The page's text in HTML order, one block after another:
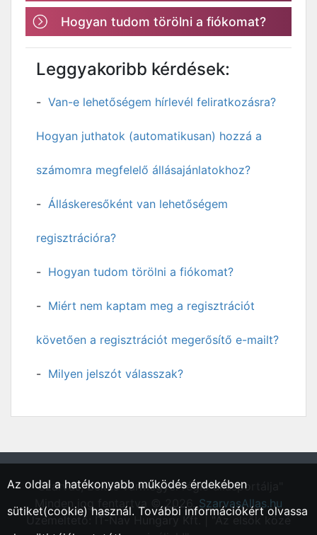
Hogyan tudom törölni a fiókomat?
Leggyakoribb kérdések:
Van-e lehetőségem hírlevél feliratkozásra?
Hogyan juthatok (automatikusan) hozzá a
számomra megfelelő állásajánlatokhoz?
Álláskeresőként van lehetőségem
regisztrációra?
Hogyan tudom törölni a fiókomat?
Miért nem kaptam meg a regisztrációt
követően a regisztrációt megerősítő e-mailt?
Milyen jelszót válasszak?
"Szarvas, Békés vármegyei régió állásportálja"
Minden jog fentartva © 2026.SzarvasAllas.hu
Üzemeltető: IT-Nav Hungary Kft. | "Az elsők közé
Az oldal a hatékonyabb működés érdekében
sütiket(cookie) használ. További információkért olvassa